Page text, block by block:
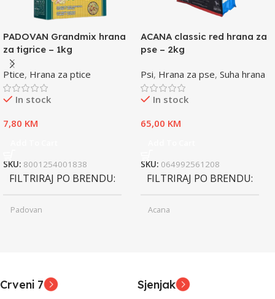
PADOVAN Grandmix hrana
za tigrice – 1kg
Ptice, Hrana za ptice
In stock
7,80 KM
SKU: 8001254001838
FILTRIRAJ PO BRENDU
Padovan
ACANA classic red hrana za
pse – 2kg
Psi, Hrana za pse, Suha hrana
In stock
65,00 KM
SKU: 064992561208
FILTRIRAJ PO BRENDU
Acana
Crveni 7 Sjenjak